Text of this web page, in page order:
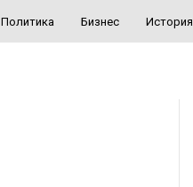
Политика Бизнес История